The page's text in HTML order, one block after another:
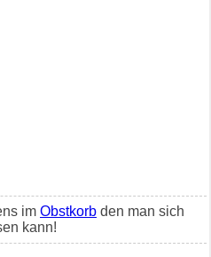
im Obstkorb den man sich
kann!